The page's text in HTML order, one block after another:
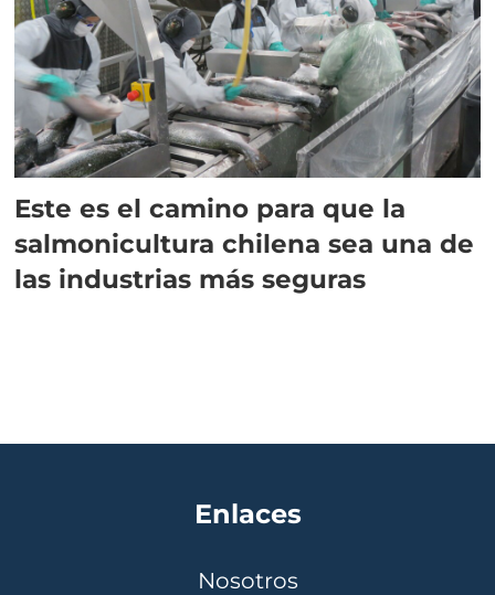
Este es el camino para que la
salmonicultura chilena sea una de
las industrias más seguras
Enlaces
Nosotros